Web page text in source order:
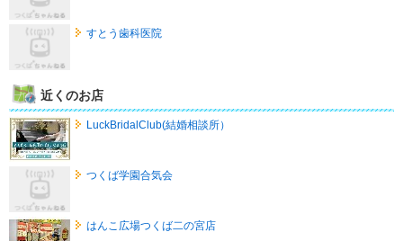
すとう歯科医院
近くのお店
LuckBridalClub(結婚相談所）
つくば学園合気会
はんこ広場つくば二の宮店